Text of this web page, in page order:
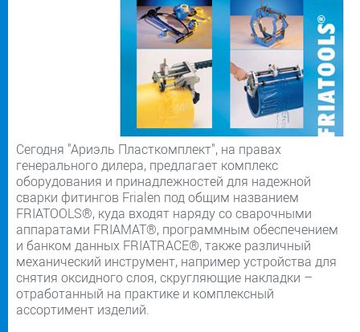
Сегодня "Ариэль Пласткомплект", на правах
генерального дилера, предлагает комплекс
оборудования и принадлежностей для надежной
сварки фитингов Frialen под общим названием
FRIATOOLS®, куда входят наряду со сварочными
аппаратами FRIAMAT®, программным обеспечением
и банком данных FRIATRACE®, также различный
механический инструмент, например устройства для
снятия оксидного слоя, скругляющие накладки –
отработанный на практике и комплексный
ассортимент изделий.